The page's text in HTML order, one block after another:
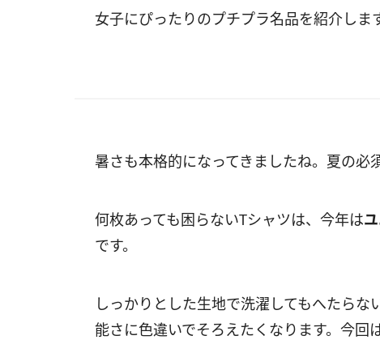
女子にぴったりのプチプラ名品を紹介しま
暑さも本格的になってきましたね。夏の必
何枚あっても困らないTシャツは、今年は
です。
しっかりとした生地で洗濯してもへたら
能さに色違いでそろえたくなります。今回